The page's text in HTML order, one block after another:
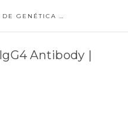
GENETAQ CENTRO DE GENÉTICA MOLECULAR
Antibody |